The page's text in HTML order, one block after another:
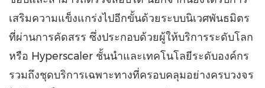
เสริมความแข็งแกร่งไปอีกขั้นด้วยระบบนิเวศพันธมิตร
ที่ผ่านการคัดสรร ซึ่งประกอบด้วยผู้ให้บริการระดับโลก
หรือ Hyperscaler ชั้นนำและเทคโนโลยีระดับองค์กร
รวมถึงชุดบริการเฉพาะทางที่ครอบคลุมอย่างครบวงจร